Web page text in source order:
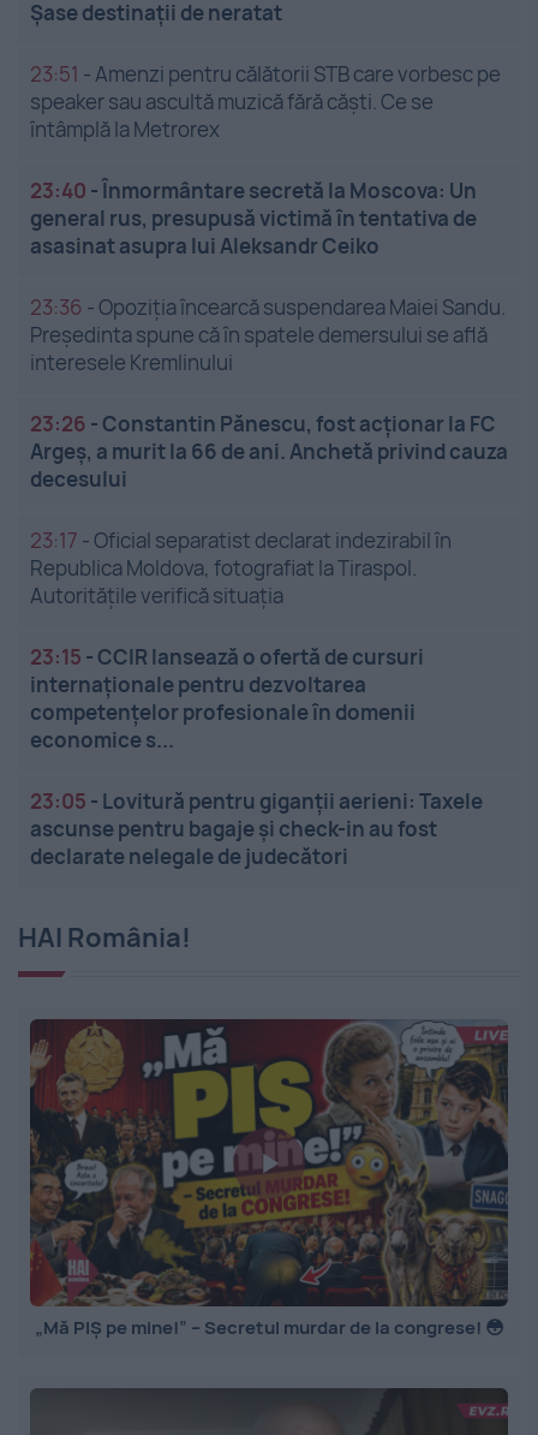
Șase destinații de neratat
23:51 -Amenzi pentru călătorii STB care vorbesc pe
speaker sau ascultă muzică fără căști. Ce se
întâmplă la Metrorex
23:40 -Înmormântare secretă la Moscova: Un
general rus, presupusă victimă în tentativa de
asasinat asupra lui Aleksandr Ceiko
23:36 -Opoziția încearcă suspendarea Maiei Sandu.
Președinta spune că în spatele demersului se află
interesele Kremlinului
23:26 -Constantin Pănescu, fost acționar la FC
Argeș, a murit la 66 de ani. Anchetă privind cauza
decesului
23:17 -Oficial separatist declarat indezirabil în
Republica Moldova, fotografiat la Tiraspol.
Autoritățile verifică situația
23:15 -CCIR lansează o ofertă de cursuri
internaționale pentru dezvoltarea
competențelor profesionale în domenii
economice s...
23:05 - Lovitură pentru giganții aerieni: Taxele
ascunse pentru bagaje și check-in au fost
declarate nelegale de judecători
HAI România!
„Mă PIȘ pe mine!” – Secretul murdar de la congrese! 😳